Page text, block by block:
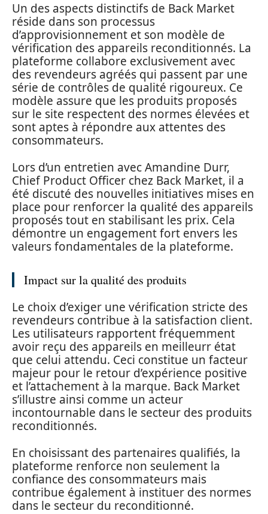
Un des aspects distinctifs de Back Market
réside dans son processus
d’approvisionnement et son modèle de
vérification des appareils reconditionnés. La
plateforme collabore exclusivement avec
des revendeurs agréés qui passent par une
série de contrôles de qualité rigoureux. Ce
modèle assure que les produits proposés
sur le site respectent des normes élevées et
sont aptes à répondre aux attentes des
consommateurs.
Lors d’un entretien avec Amandine Durr,
Chief Product Officer chez Back Market, il a
été discuté des nouvelles initiatives mises en
place pour renforcer la qualité des appareils
proposés tout en stabilisant les prix. Cela
démontre un engagement fort envers les
valeurs fondamentales de la plateforme.
Impact sur la qualité des produits
Le choix d’exiger une vérification stricte des
revendeurs contribue à la satisfaction client.
Les utilisateurs rapportent fréquemment
avoir reçu des appareils en meilleurr état
que celui attendu. Ceci constitue un facteur
majeur pour le retour d’expérience positive
et l’attachement à la marque. Back Market
s’illustre ainsi comme un acteur
incontournable dans le secteur des produits
reconditionnés.
En choisissant des partenaires qualifiés, la
plateforme renforce non seulement la
confiance des consommateurs mais
contribue également à instituer des normes
dans le secteur du reconditionné.